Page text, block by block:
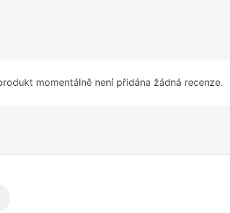
momentálně není přidána žádná recenze.